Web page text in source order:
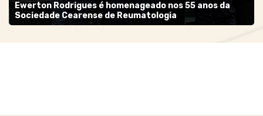
Ewerton Rodrigues é homenageado nos 55 anos da
Sociedade Cearense de Reumatologia